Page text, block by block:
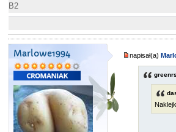
B2
Marlowe1994 napisał(a)